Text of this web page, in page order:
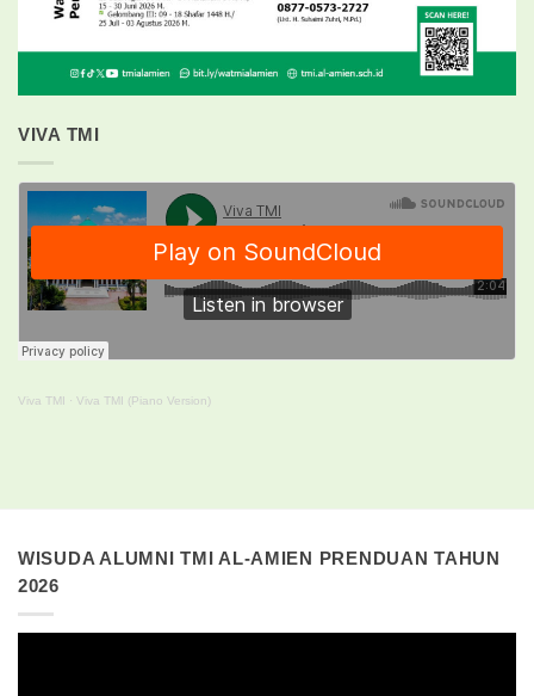
VIVA TMI
Viva TMI · Viva TMI (Piano Version)
WISUDA ALUMNI TMI AL-AMIEN PRENDUAN TAHUN
2026